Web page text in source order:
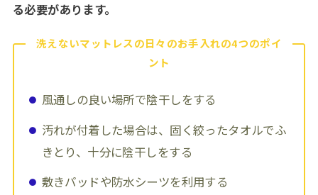
る必要があります。
洗えないマットレスの日々のお手入れの4つのポイ
ント
風通しの良い場所で陰干しをする
汚れが付着した場合は、固く絞ったタオルでふ
きとり、十分に陰干しをする
敷きパッドや防水シーツを利用する